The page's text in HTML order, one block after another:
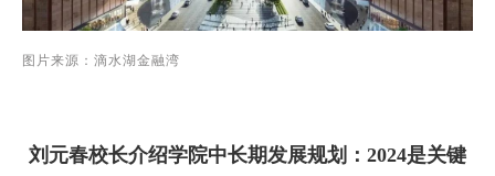
图片来源：滴水湖金融湾
刘元春校长介绍学院中长期发展规划： 2024是关键